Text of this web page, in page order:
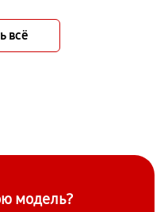
всё
модель?